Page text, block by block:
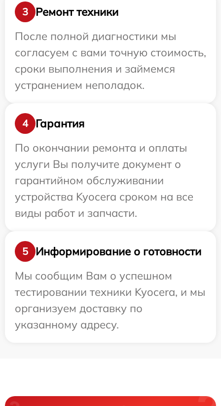
3
Ремонт техники
После полной диагностики мы
согласуем с вами точную стоимость,
сроки выполнения и займемся
устранением неполадок.
4
Гарантия
По окончании ремонта и оплаты
услуги Вы получите документ о
гарантийном обслуживании
устройства Kyocera сроком на все
виды работ и запчасти.
5
Информирование о готовности
Мы сообщим Вам о успешном
тестировании техники Kyocera, и мы
организуем доставку по
указанному адресу.